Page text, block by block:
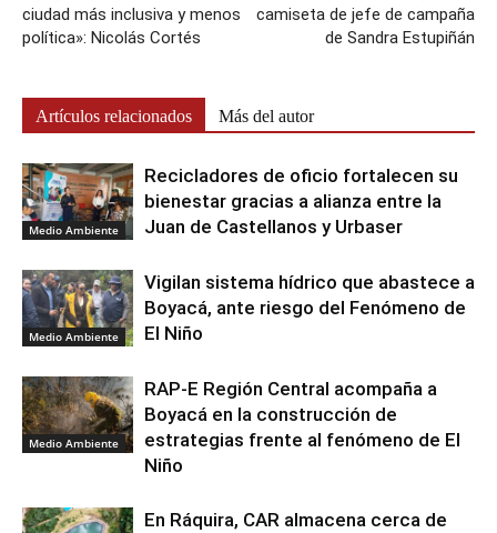
ciudad más inclusiva y menos
política»: Nicolás Cortés
camiseta de jefe de campaña
de Sandra Estupiñán
Artículos relacionados Más del autor
Medio Ambiente
Recicladores de oficio fortalecen su
bienestar gracias a alianza entre la
Juan de Castellanos y Urbaser
Medio Ambiente
Vigilan sistema hídrico que abastece a
Boyacá, ante riesgo del Fenómeno de
El Niño
Medio Ambiente
RAP-E Región Central acompaña a
Boyacá en la construcción de
estrategias frente al fenómeno de El
Niño
En Ráquira, CAR almacena cerca de